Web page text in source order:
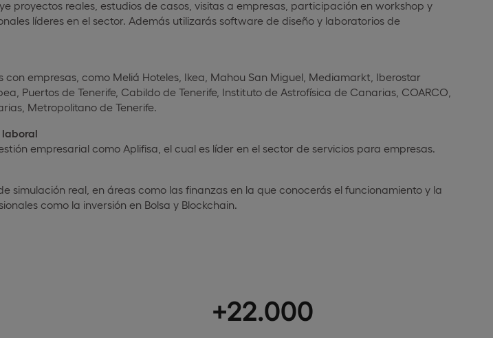
proyectos reales, estudios de casos, visitas a empresas, participación en workshop y
líderes en el sector. Además utilizarás software de diseño y laboratorios de
con empresas, como Meliá Hoteles, Ikea, Mahou San Miguel, Mediamarkt, Iberostar
Puertos de Tenerife, Cabildo de Tenerife, Instituto de Astrofísica de Canarias, COARCO,
Metropolitano de Tenerife.
empresarial como Aplifisa, el cual es líder en el sector de servicios para empresas.
simulación real, en áreas como las finanzas en la que conocerás el funcionamiento y la
como la inversión en Bolsa y Blockchain.
+22.000